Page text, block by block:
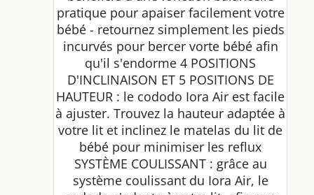
pratique pour apaiser facilement votre
bébé - retournez simplement les pieds
incurvés pour bercer vorte bébé afin
qu'il s'endorme 4 POSITIONS
D'INCLINAISON ET 5 POSITIONS DE
HAUTEUR : le cododo Iora Air est facile
à ajuster. Trouvez la hauteur adaptée à
votre lit et inclinez le matelas du lit de
bébé pour minimiser les reflux
SYSTÈME COULISSANT : grâce au
système coulissant du Iora Air, le